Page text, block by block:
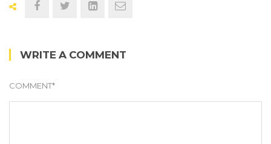
WRITE A COMMENT
COMMENT*